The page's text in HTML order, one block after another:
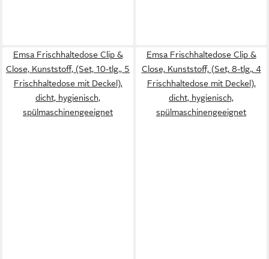
Emsa Frischhaltedose Clip &
Close, Kunststoff, (Set, 10-tlg., 5
Frischhaltedose mit Deckel),
dicht, hygienisch,
spülmaschinengeeignet
Emsa Frischhaltedose Clip &
Close, Kunststoff, (Set, 8-tlg., 4
Frischhaltedose mit Deckel),
dicht, hygienisch,
spülmaschinengeeignet